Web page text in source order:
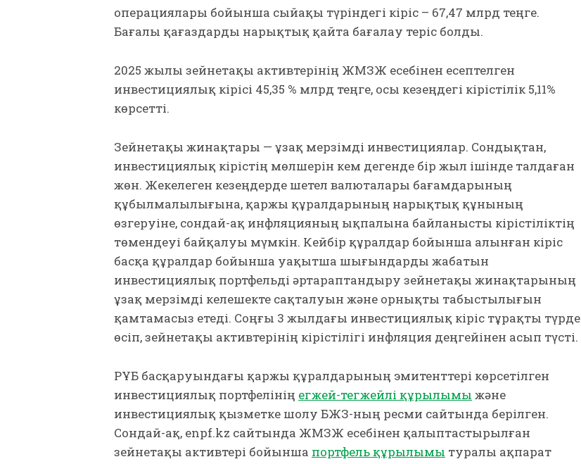
операциялары бойынша сыйақы түріндегі кіріс – 67,47 млрд теңге.
Бағалы қағаздарды нарықтық қайта бағалау теріс болды.
2025 жылы зейнетақы активтерінің ЖМЗЖ есебінен есептелген
инвестициялық кірісі 45,35 % млрд теңге, осы кезеңдегі кірістілік 5,11%
көрсетті.
Зейнетақы жинақтары — ұзақ мерзімді инвестициялар. Сондықтан,
инвестициялық кірістің мөлшерін кем дегенде бір жыл ішінде талдаған
жөн. Жекелеген кезеңдерде шетел валюталары бағамдарының
құбылмалылығына, қаржы құралдарының нарықтық құнының
өзгеруіне, сондай-ақ инфляцияның ықпалына байланысты кірістіліктің
төмендеуі байқалуы мүмкін. Кейбір құралдар бойынша алынған кіріс
басқа құралдар бойынша уақытша шығындарды жабатын
инвестициялық портфельді әртараптандыру зейнетақы жинақтарының
ұзақ мерзімді келешекте сақталуын және орнықты табыстылығын
қамтамасыз етеді. Соңғы 3 жылдағы инвестициялық кіріс тұрақты түрде
өсіп, зейнетақы активтерінің кірістілігі инфляция деңгейінен асып түсті.
ҚРҰБ басқаруындағы қаржы құралдарының эмитенттері көрсетілген
инвестициялық портфелінің егжей-тегжейлі құрылымы және
инвестициялық қызметке шолу БЖЗҚ-ның ресми сайтында берілген.
Сондай-ақ, enpf.kz сайтында ЖМЗЖ есебінен қалыптастырылған
зейнетақы активтері бойынша портфель құрылымы туралы ақпарат